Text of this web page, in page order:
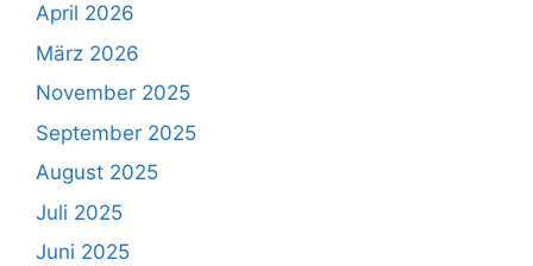
April 2026
März 2026
November 2025
September 2025
August 2025
Juli 2025
Juni 2025